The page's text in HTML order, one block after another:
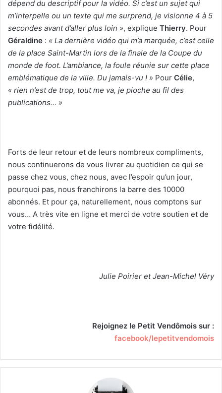
dépend du descriptif pour la vidéo. Si c’est un sujet qui
m’interpelle ou un texte qui me surprend, je visionne 4 à 5
secondes avant d’aller plus loin », explique Thierry. Pour
Géraldine : « La dernière vidéo qui m’a marquée, c’est celle
de la place Saint-Martin lors de la finale de la Coupe du
monde de foot. L’ambiance, la foule réunie sur cette place
emblématique de la ville. Du jamais-vu ! » Pour Célie,
« rien n’est de trop, tout me va, je pioche au fil des
publications… »
Forts de leur retour et de leurs nombreux compliments,
nous continuerons de vous livrer au quotidien ce qui se
passe chez vous, chez nous, avec l’espoir qu’un jour,
pourquoi pas, nous franchirons la barre des 10000
abonnés. Et pour ça, naturellement, nous comptons sur
vous… A très vite en ligne et merci de votre soutien et de
votre fidélité.
Julie Poirier et Jean-Michel Véry
Rejoignez le Petit Vendômois sur :
facebook/lepetitvendomois